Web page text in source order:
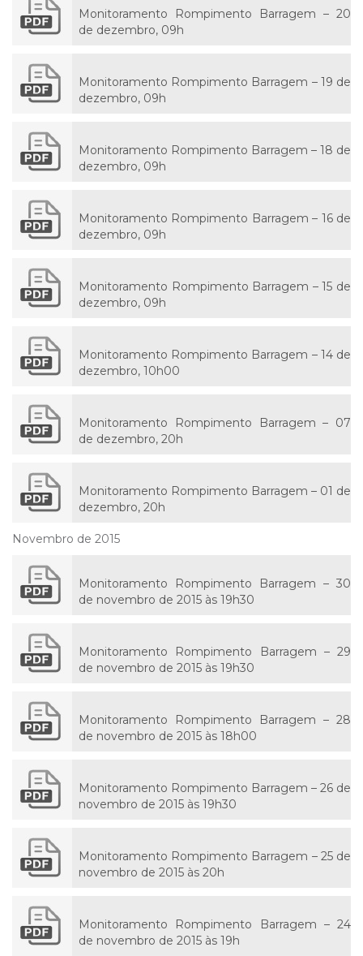
Monitoramento Rompimento Barragem – 20
de dezembro, 09h
Monitoramento Rompimento Barragem – 19 de
dezembro, 09h
Monitoramento Rompimento Barragem – 18 de
dezembro, 09h
Monitoramento Rompimento Barragem – 16 de
dezembro, 09h
Monitoramento Rompimento Barragem – 15 de
dezembro, 09h
Monitoramento Rompimento Barragem – 14 de
dezembro, 10h00
Monitoramento Rompimento Barragem – 07
de dezembro, 20h
Monitoramento Rompimento Barragem – 01 de
dezembro, 20h
Novembro de 2015
Monitoramento Rompimento Barragem – 30
de novembro de 2015 às 19h30
Monitoramento Rompimento Barragem – 29
de novembro de 2015 às 19h30
Monitoramento Rompimento Barragem – 28
de novembro de 2015 às 18h00
Monitoramento Rompimento Barragem – 26 de
novembro de 2015 às 19h30
Monitoramento Rompimento Barragem – 25 de
novembro de 2015 às 20h
Monitoramento Rompimento Barragem – 24
de novembro de 2015 às 19h